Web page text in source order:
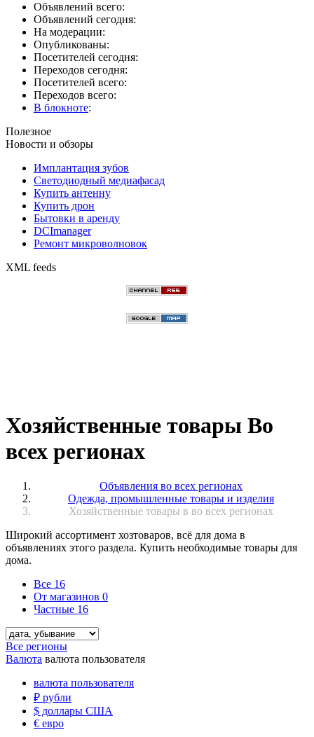
Объявлений всего:
Объявлений сегодня:
На модерации:
Опубликованы:
Посетителей сегодня:
Переходов сегодня:
Посетителей всего:
Переходов всего:
В блокноте:
Полезное
Новости и обзоры
Имплантация зубов
Светодиодный медиафасад
Купить антенну
Купить дрон
Бытовки в аренду
DCImanager
Ремонт микроволновок
XML feeds
Хозяйственные товары Во
всех регионах
Объявления во всех регионах
Одежда, промышленные товары и изделия
Хозяйственные товары в во всех регионах
Широкий ассортимент хозтоваров, всё для дома в
объявлениях этого раздела. Купить необходимые товары для
дома.
Все 16
От магазинов 0
Частные 16
Все регионы
Валюта валюта пользователя
валюта пользователя
₽ рубли
$ доллары США
€ евро